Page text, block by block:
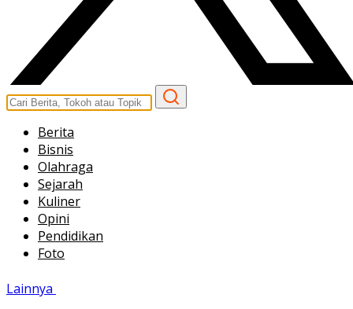
Berita
Bisnis
Olahraga
Sejarah
Kuliner
Opini
Pendidikan
Foto
Lainnya